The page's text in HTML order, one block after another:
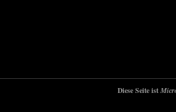
Diese Seite ist